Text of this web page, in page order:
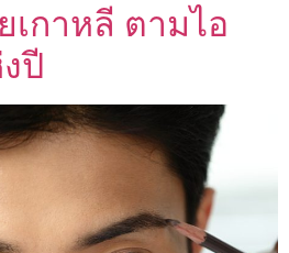
เกาหลี ตามไอ
ปี